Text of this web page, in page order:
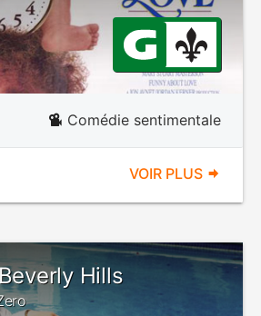
Comédie sentimentale
VOIR PLUS
Hills